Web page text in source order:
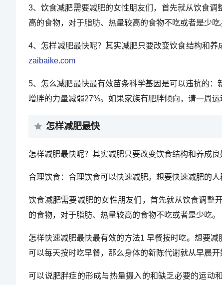
3、饮食减肥需要减肥的女性朋友们，首先就从饮食
高的食物，对于脂肪、热量较高的食物不吃或者是少吃
4、怎样减肥最快呢？其实减肥只要改变饮食结构和
zaibaike.com
5、怎么减肥最快最有效苗条科学基因是可以违抗的
增胖的力量减弱27%。如果家族有肥胖倾向，请一周运
怎样减肥最快
怎样减肥最快呢？其实减肥只要改变饮食结构和养成
合理饮食：合理饮食可以快速减肥。想要快速减肥的人
饮食减肥需要减肥的女性朋友们，首先就从饮食调整
的食物，对于脂肪、热量较高的食物不吃或者是少吃。
怎样快速减肥最快最有效的方法1 早餐按时吃。想要
可以每天按时吃早餐，那么身体的新陈代谢就从早晨
可以说肥胖症的形成与热量摄入的和缺乏必要的运动